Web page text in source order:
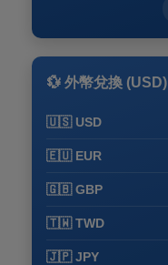
💱 外幣兌換 (USD)
🇺🇸 USD
🇪🇺 EUR
🇬🇧 GBP
🇹🇼 TWD
🇯🇵 JPY